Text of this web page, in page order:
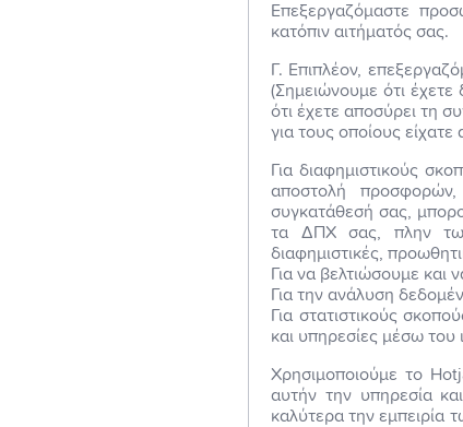
Επεξεργαζόμαστε
κατόπιν αιτήματός σας.
Γ. Επιπλέον,
(Σημειώνουμε ότι
ότι έχετε αποσύρει τη
για τους οποίους
Για διαφημιστικούς
αποστολή
συγκατάθεσή σας,
τα ΔΠΧ σας, πλην των
διαφημιστικές,
Για να βελτιώσουμε και
Για την ανάλυση
Για στατιστικούς
και υπηρεσίες μέσω του
Χρησιμοποιούμε το
αυτήν την υπηρεσία
καλύτερα την εμπειρία